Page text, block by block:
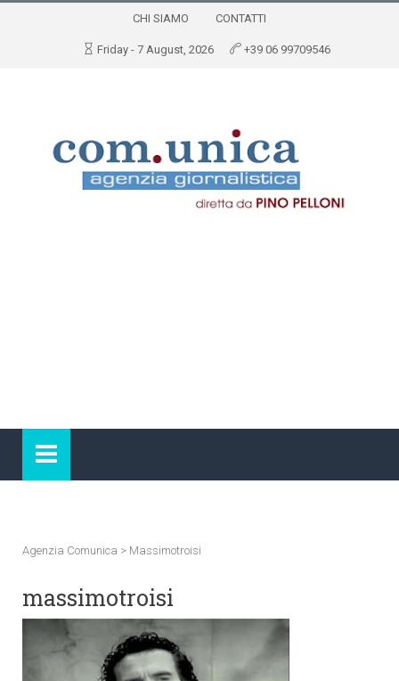
CHI SIAMO CONTATTI
Friday - 7 August, 2026 +39 06 99709546
Agenzia Comunica > Massimotroisi
massimotroisi